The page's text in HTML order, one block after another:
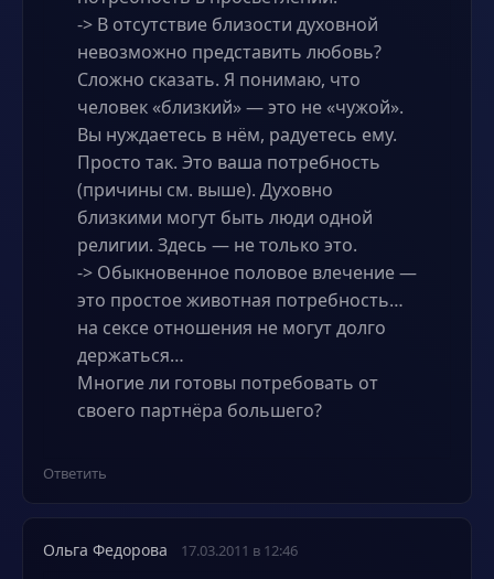
-> В отсутствие близости духовной
невозможно представить любовь?
Сложно сказать. Я понимаю, что
человек «близкий» — это не «чужой».
Вы нуждаетесь в нём, радуетесь ему.
Просто так. Это ваша потребность
(причины см. выше). Духовно
близкими могут быть люди одной
религии. Здесь — не только это.
-> Обыкновенное половое влечение —
это простое животная потребность…
на сексе отношения не могут долго
держаться…
Многие ли готовы потребовать от
своего партнёра большего?
Ответить
Ольга Федорова 17.03.2011 в 12:46